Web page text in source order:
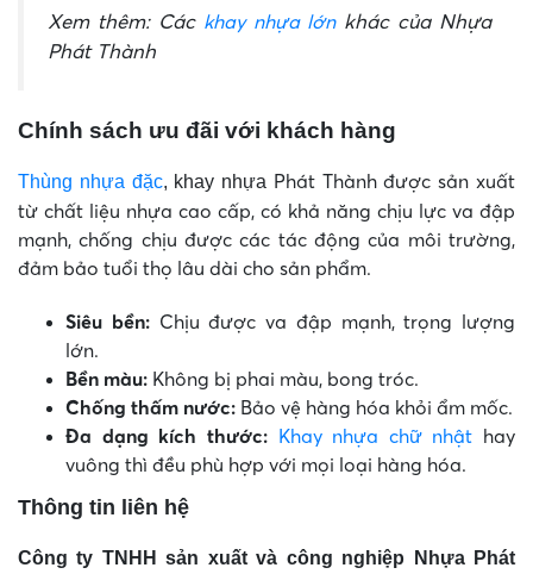
Xem thêm: Các khay nhựa lớnkhác của Nhựa
Phát Thành
Chính sách ưu đãi với khách hàng
Thùng nhựa đặc, khay nhựa Phát Thành được sản xuất
từ chất liệu nhựa cao cấp, có khả năng chịu lực va đập
mạnh, chống chịu được các tác động của môi trường,
đảm bảo tuổi thọ lâu dài cho sản phẩm.
Siêu bền:Chịu được va đập mạnh, trọng lượng
lớn.
Bền màu: Không bị phai màu, bong tróc.
Chống thấm nước: Bảo vệ hàng hóa khỏi ẩm mốc.
Đa dạng kích thước: Khay nhựa chữ nhật hay
vuông thì đều phù hợp với mọi loại hàng hóa.
Thông tin liên hệ
Công ty TNHH sản xuất và công nghiệp Nhựa Phát